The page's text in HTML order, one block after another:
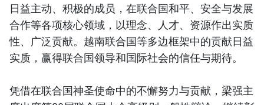
日益主动、积极的成员，在联合国和平、安全与发展
合作等各项核心领域，以理念、人才、资源作出实质
性、广泛贡献。越南联合国等多边框架中的贡献日益
实质，赢得联合国领导和国际社会的信任与期待。
凭借在联合国神圣使命中的不懈努力与贡献，梁强主